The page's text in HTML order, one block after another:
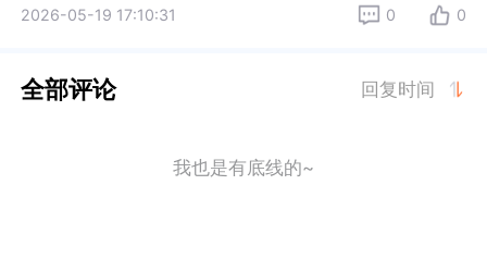
2026-05-19 17:10:31 0 0
全部评论 回复时间
我也是有底线的~